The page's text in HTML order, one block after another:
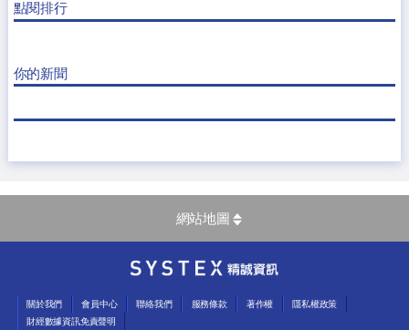
點閱排行
你的新聞
網站地圖
關於我們 會員中心 聯絡我們 服務條款 著作權
隱私權政策
財經數據資訊免責聲明